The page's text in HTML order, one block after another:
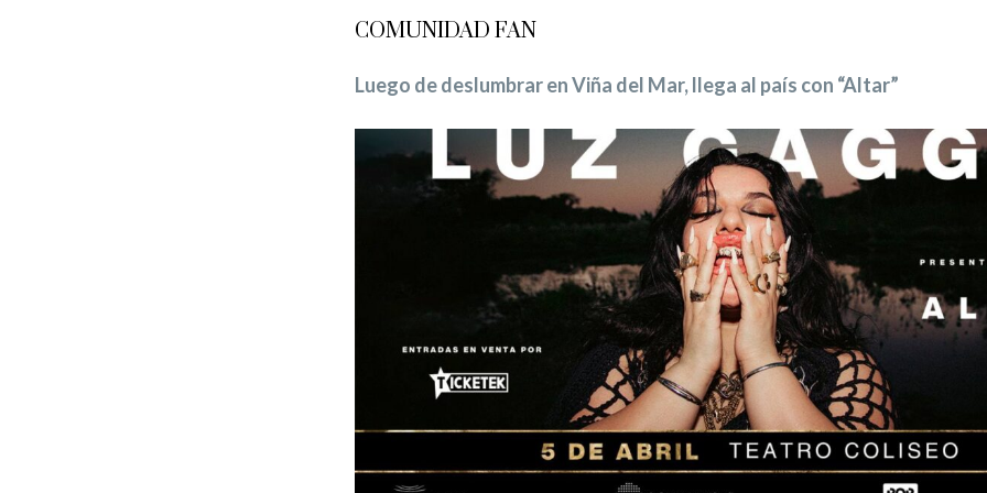
COMUNIDAD FAN
Luego de deslumbrar en Viña del Mar, llega al país con “Altar”